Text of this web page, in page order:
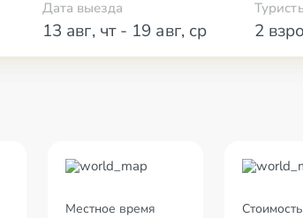
Дата выезда
13 авг, чт- 19 авг, ср 2
Местное время